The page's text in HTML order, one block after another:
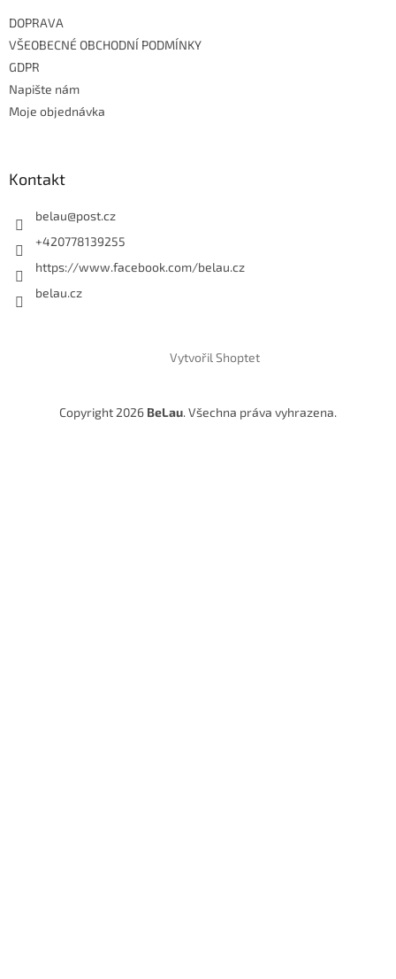
DOPRAVA
VŠEOBECNÉ OBCHODNÍ PODMÍNKY
GDPR
Napište nám
Moje objednávka
Kontakt
belau@post.cz
+420778139255
https://www.facebook.com/belau.cz
belau.cz
Vytvořil Shoptet
Copyright 2026 BeLau. Všechna práva vyhrazena.